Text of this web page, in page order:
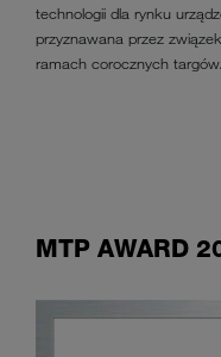
technologii dla rynku
przyznawana przez
ramach corocznych targów.
MTP AWARD